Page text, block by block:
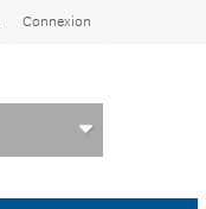
Connexion